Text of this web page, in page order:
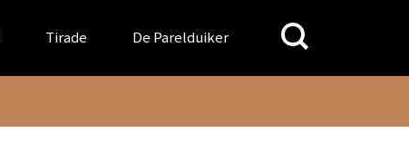
Tirade De Parelduiker
Search
for: